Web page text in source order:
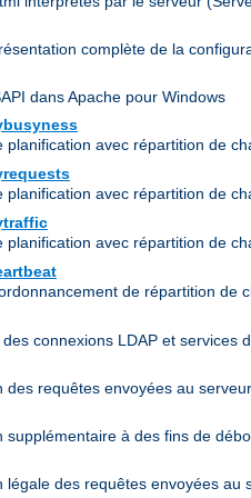
complète de la
dans Apache pour Windows
planification avec répartition de
planification avec répartition de
planification avec répartition de
de répartition de
connexions LDAP et services
des requêtes envoyées au serveur
supplémentaire à des fins de
légale des requêtes envoyées au